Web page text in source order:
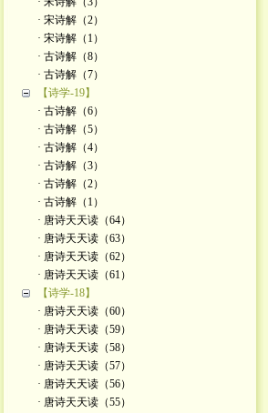
· 宋诗解（2）
· 宋诗解（1）
· 古诗解（8）
· 古诗解（7）
【诗学-19】
· 古诗解（6）
· 古诗解（5）
· 古诗解（4）
· 古诗解（3）
· 古诗解（2）
· 古诗解（1）
· 唐诗天天读（64）
· 唐诗天天读（63）
· 唐诗天天读（62）
· 唐诗天天读（61）
【诗学-18】
· 唐诗天天读（60）
· 唐诗天天读（59）
· 唐诗天天读（58）
· 唐诗天天读（57）
· 唐诗天天读（56）
· 唐诗天天读（55）